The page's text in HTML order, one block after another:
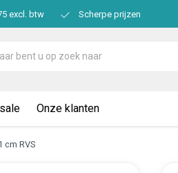
excl. btw Scherpe prijzen
Onze klanten
cm RVS